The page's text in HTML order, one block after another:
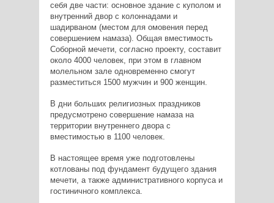
себя две части: основное здание с куполом и
внутренний двор с колоннадами и
шадирваном (местом для омовения перед
совершением намаза). Общая вместимость
Соборной мечети, согласно проекту, составит
около 4000 человек, при этом в главном
молельном зале одновременно смогут
разместиться 1500 мужчин и 900 женщин.
В дни больших религиозных праздников
предусмотрено совершение намаза на
территории внутреннего двора с
вместимостью в 1100 человек.
В настоящее время уже подготовлены
котлованы под фундамент будущего здания
мечети, а также административного корпуса и
гостиничного комплекса.